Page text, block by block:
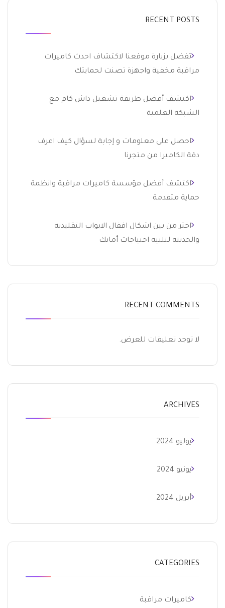
RECENT POSTS
تفضل بزيارة موقعنا لاكتشاف احدث كاميرات
مراقبة مخفية واجهزة تصنت لحمايتك
اكتشف أفضل طريقة تشغيل داش كام مع
الشبكة العلمية
احصل على معلومات و إجابة لسؤال كيف اعرف
دقة الكاميرا من متجرنا
اكتشف أفضل مؤسسة كاميرات مراقبة وانظمة
حماية متقدمة
اختر من بين اشكال اقفال الابواب التقليدية
والحديثة لتلبية احتياجات أمانك
RECENT COMMENTS
لا توجد تعليقات للعرض.
ARCHIVES
يوليو 2024
يونيو 2024
أبريل 2024
CATEGORIES
كاميرات مراقبة